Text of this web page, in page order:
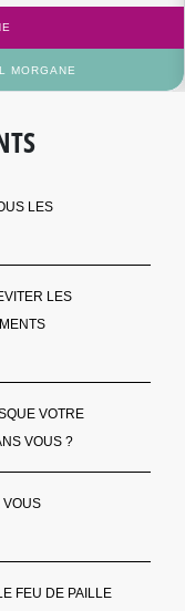
MORGANE
LES
LES
VOTRE
VOUS ?
VOUS
FEU DE PAILLE